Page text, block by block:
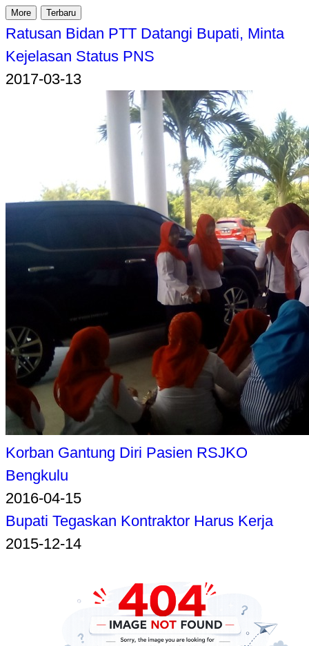
More Terbaru
Ratusan Bidan PTT Datangi Bupati, Minta
Kejelasan Status PNS
2017-03-13
Korban Gantung Diri Pasien RSJKO
Bengkulu
2016-04-15
Bupati Tegaskan Kontraktor Harus Kerja
2015-12-14